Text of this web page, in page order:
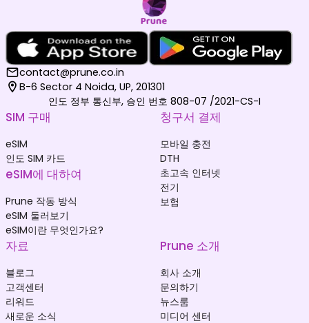
contact@prune.co.in
B-6 Sector 4 Noida, UP, 201301
인도 정부 통신부, 승인 번호 808-07 /2021-CS-I
SIM 구매
eSIM
인도 SIM 카드
eSIM에 대하여
Prune 작동 방식
eSIM 둘러보기
eSIM이란 무엇인가요?
청구서 결제
모바일 충전
DTH
초고속 인터넷
전기
보험
자료
블로그
고객센터
리워드
새로운 소식
Prune 소개
회사 소개
문의하기
뉴스룸
미디어 센터